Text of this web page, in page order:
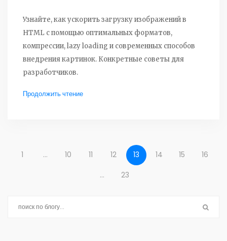
Узнайте, как ускорить загрузку изображений в
HTML с помощью оптимальных форматов,
компрессии, lazy loading и современных способов
внедрения картинок. Конкретные советы для
разработчиков.
Продолжить чтение
1 … 10 11 12 13 14 15
16
…
23